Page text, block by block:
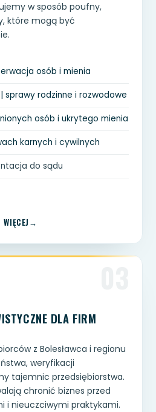
w sposób poufny,
które mogą być
osób i mienia
sprawy rodzinne i rozwodowe
osób i ukrytego mienia
karnych i cywilnych
do sądu
WIĘCEJ
DLA FIRM
z Bolesławca i regionu
weryfikacji
tajemnic przedsiębiorstwa.
chronić biznes przed
i nieuczciwymi praktykami.